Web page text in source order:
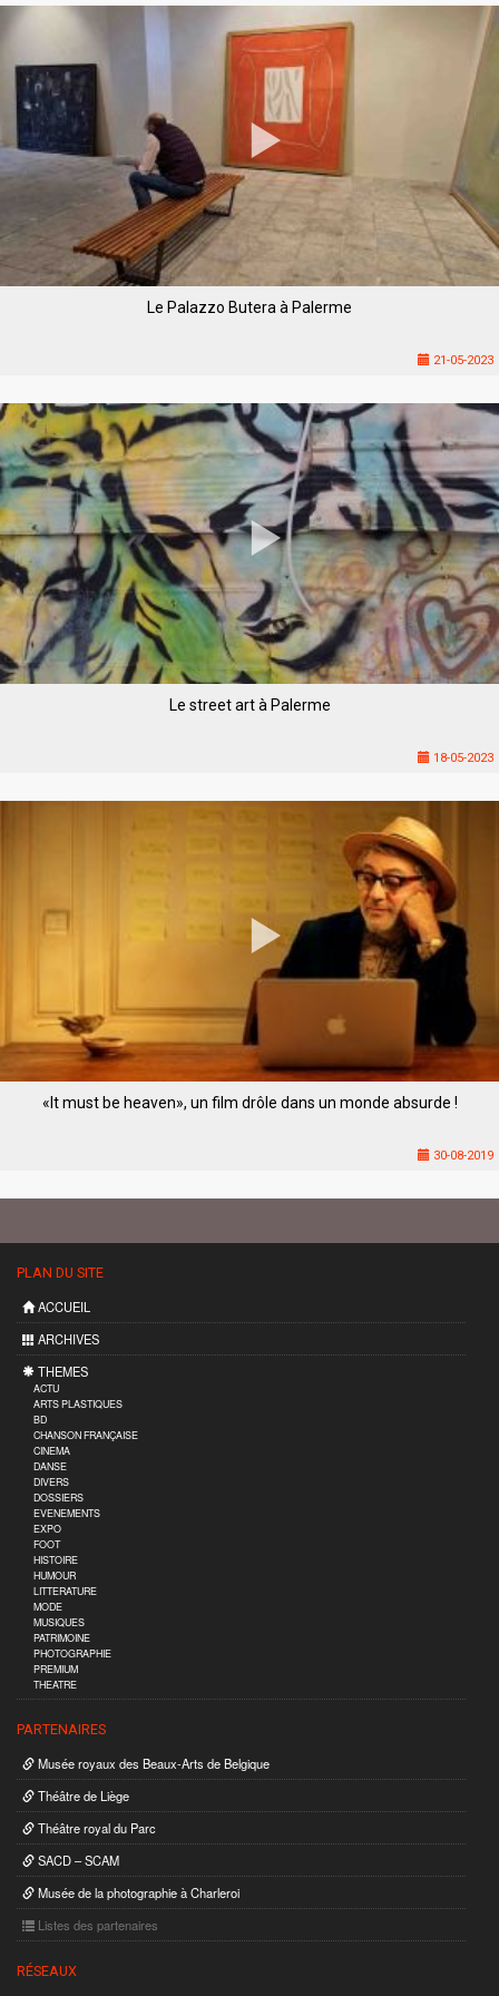
Le Palazzo Butera à Palerme
21-05-2023
Le street art à Palerme
18-05-2023
«It must be heaven», un film drôle dans un monde absurde !
30-08-2019
PLAN DU SITE
ACCUEIL
ARCHIVES
THEMES
ACTU
ARTS PLASTIQUES
BD
CHANSON FRANÇAISE
CINEMA
DANSE
DIVERS
DOSSIERS
EVENEMENTS
EXPO
FOOT
HISTOIRE
HUMOUR
LITTERATURE
MODE
MUSIQUES
PATRIMOINE
PHOTOGRAPHIE
PREMIUM
THEATRE
PARTENAIRES
Musée royaux des Beaux-Arts de Belgique
Théâtre de Liège
Théâtre royal du Parc
SACD – SCAM
Musée de la photographie à Charleroi
Listes des partenaires
RÉSEAUX